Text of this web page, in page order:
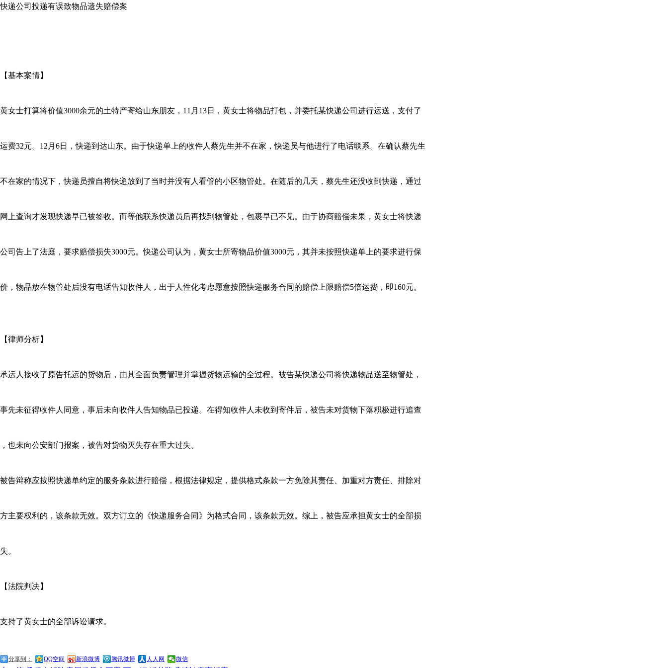
快递公司投递有误致物品遗失赔偿案
【基本案情】
黄女士打算将价值3000余元的土特产寄给山东朋友，11月13日，黄女士将物品打包，并委托某快递公司进行运送，支付了
运费32元。12月6日，快递到达山东。由于快递单上的收件人蔡先生并不在家，快递员与他进行了电话联系。在确认蔡先生
不在家的情况下，快递员擅自将快递放到了当时并没有人看管的小区物管处。在随后的几天，蔡先生还没收到快递，通过
网上查询才发现快递早已被签收。而等他联系快递员后再找到物管处，包裹早已不见。由于协商赔偿未果，黄女士将快递
公司告上了法庭，要求赔偿损失3000元。快递公司认为，黄女士所寄物品价值3000元，其并未按照快递单上的要求进行保
价，物品放在物管处后没有电话告知收件人，出于人性化考虑愿意按照快递服务合同的赔偿上限赔偿5倍运费，即160元。
【律师分析】
承运人接收了原告托运的货物后，由其全面负责管理并掌握货物运输的全过程。被告某快递公司将快递物品送至物管处，
事先未征得收件人同意，事后未向收件人告知物品已投递。在得知收件人未收到寄件后，被告未对货物下落积极进行追查
，也未向公安部门报案，被告对货物灭失存在重大过失。
被告辩称应按照快递单约定的服务条款进行赔偿，根据法律规定，提供格式条款一方免除其责任、加重对方责任、排除对
方主要权利的，该条款无效。双方订立的《快递服务合同》为格式合同，该条款无效。综上，被告应承担黄女士的全部损
失。
【法院判决】
支持了黄女士的全部诉讼请求。
分享到： QQ空间 新浪微博 腾讯微博 人人网 微信